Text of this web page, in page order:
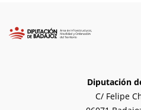
Diputación
C/ Felipe